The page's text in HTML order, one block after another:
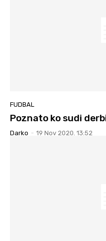
FUDBAL
Poznato ko sudi
Darko - 19 Nov 2020. 13:52